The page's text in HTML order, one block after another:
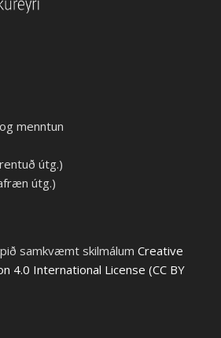
menntun
útg.)
útg.)
samkvæmt skilmálum Creative
4.0 International License (CC BY